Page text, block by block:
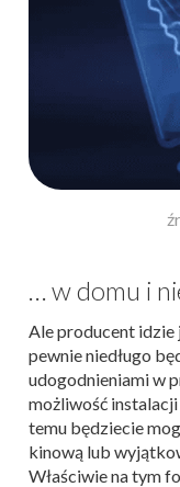
… w domu i
Ale producent idzie
pewnie niedługo
udogodnieniami w
możliwość
temu będziecie
kinową lub
Właściwie na tym